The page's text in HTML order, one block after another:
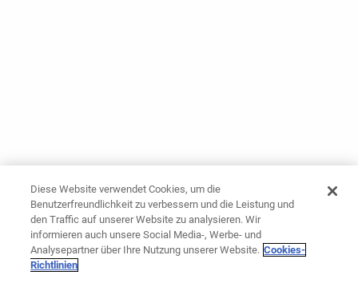
Diese Website verwendet Cookies, um die
Benutzerfreundlichkeit zu verbessern und die Leistung und
den Traffic auf unserer Website zu analysieren. Wir
informieren auch unsere Social Media-, Werbe- und
Analysepartner über Ihre Nutzung unserer Website. Cookies-
Richtlinien